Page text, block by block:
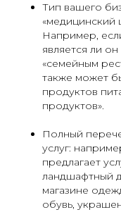
Тип вашего
«медицинский
Например,
является ли
«семейным
также может
продуктов
продуктов».
Полный
услуг:
предлагает
ландшафтный
магазине
обувь,